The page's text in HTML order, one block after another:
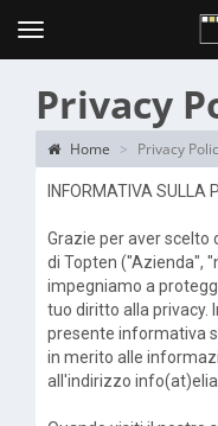
Topten
Menu
Privacy
Home Privacy
INFORMATIVA SULLA
Grazie per aver
di Topten ("Azienda",
impegniamo a
tuo diritto alla privacy.
presente informativa
in merito alle
all'indirizzo